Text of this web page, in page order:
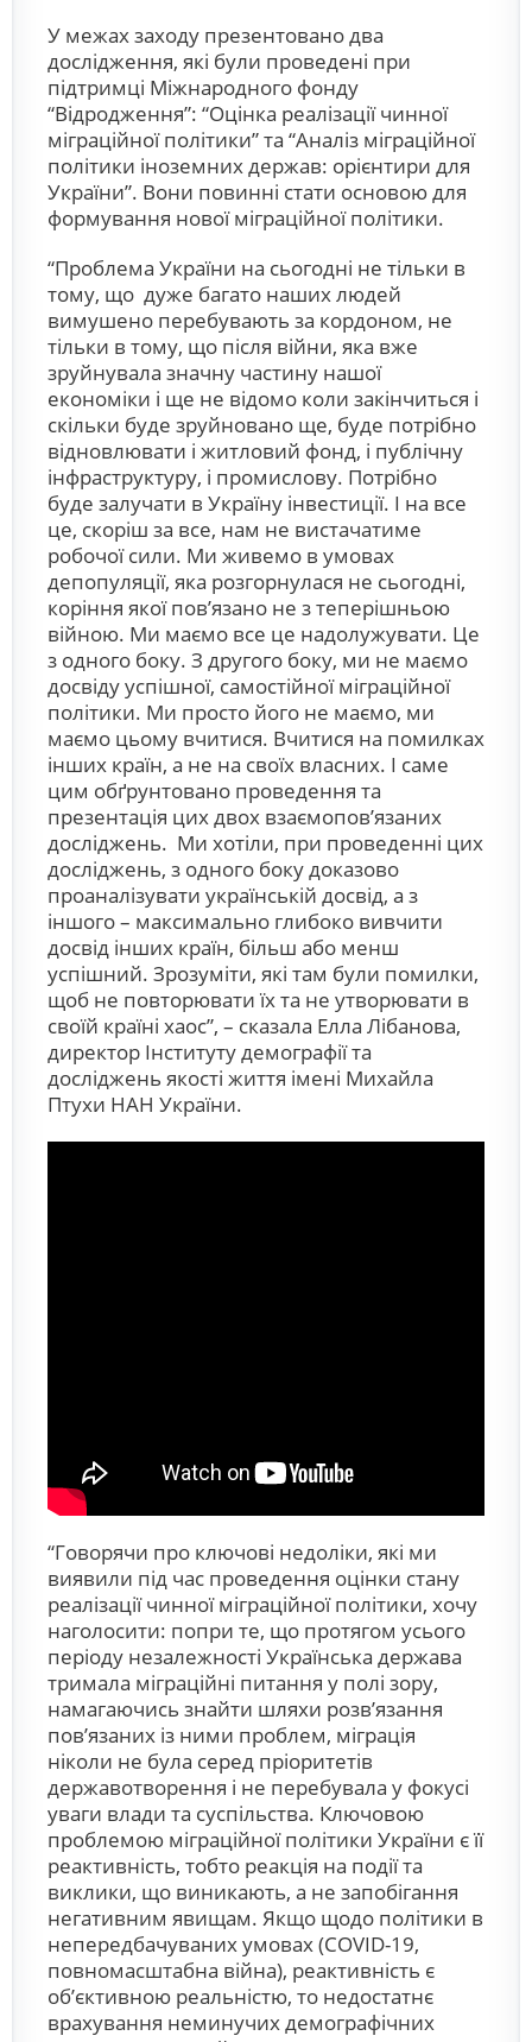
У межах заходу презентовано два
дослідження, які були проведені при
підтримці Міжнародного фонду
“Відродження”: “Оцінка реалізації чинної
міграційної політики” та “Аналіз міграційної
політики іноземних держав: орієнтири для
України”. Вони повинні стати основою для
формування нової міграційної політики.
“Проблема України на сьогодні не тільки в
тому, що дуже багато наших людей
вимушено перебувають за кордоном, не
тільки в тому, що після війни, яка вже
зруйнувала значну частину нашої
економіки і ще не відомо коли закінчиться і
скільки буде зруйновано ще, буде потрібно
відновлювати і житловий фонд, і публічну
інфраструктуру, і промислову. Потрібно
буде залучати в Україну інвестиції. І на все
це, скоріш за все, нам не вистачатиме
робочої сили. Ми живемо в умовах
депопуляції, яка розгорнулася не сьогодні,
коріння якої пов’язано не з теперішньою
війною. Ми маємо все це надолужувати. Це
з одного боку. З другого боку, ми не маємо
досвіду успішної, самостійної міграційної
політики. Ми просто його не маємо, ми
маємо цьому вчитися. Вчитися на помилках
інших країн, а не на своїх власних. І саме
цим обґрунтовано проведення та
презентація цих двох взаємопов’язаних
досліджень. Ми хотіли, при проведенні цих
досліджень, з одного боку доказово
проаналізувати українській досвід, а з
іншого – максимально глибоко вивчити
досвід інших країн, більш або менш
успішний. Зрозуміти, які там були помилки,
щоб не повторювати їх та не утворювати в
своїй країні хаос”, – сказала Елла Лібанова,
директор Інституту демографії та
досліджень якості життя імені Михайла
Птухи НАН України.
“Говорячи про ключові недоліки, які ми
виявили під час проведення оцінки стану
реалізації чинної міграційної політики, хочу
наголосити: попри те, що протягом усього
періоду незалежності Українська держава
тримала міграційні питання у полі зору,
намагаючись знайти шляхи розв’язання
пов’язаних із ними проблем, міграція
ніколи не була серед пріоритетів
державотворення і не перебувала у фокусі
уваги влади та суспільства. Ключовою
проблемою міграційної політики України є її
реактивність, тобто реакція на події та
виклики, що виникають, а не запобігання
негативним явищам. Якщо щодо політики в
непередбачуваних умовах (COVID-19,
повномасштабна війна), реактивність є
об’єктивною реальністю, то недостатнє
врахування неминучих демографічних